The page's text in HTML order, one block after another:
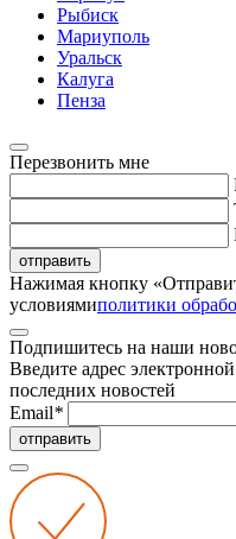
Рыбиск
Мариуполь
Уральск
Калуга
Пенза
Перезвонить мне
отправить
Нажимая кнопку
условиямиполитики
Подпишитесь на наши
Введите адрес
последних новостей
Email*
отправить